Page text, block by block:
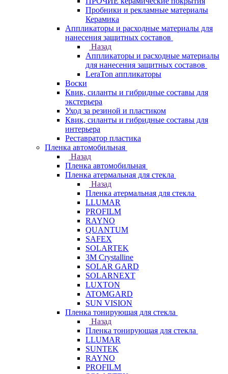
Пробники и рекламные материалы
Керамика
Аппликаторы и расходные материалы для
нанесения защитных составов
Назад
Аппликаторы и расходные материалы
для нанесения защитных составов
LeraTon аппликаторы
Воски
Квик, силанты и гибридные составы для
экстерьера
Уход за резиной и пластиком
Квик, силанты и гибридные составы для
интерьера
Реставратор пластика
Пленка автомобильная
Назад
Пленка автомобильная
Пленка атермальная для стекла
Назад
Пленка атермальная для стекла
LLUMAR
PROFILM
RAYNO
QUANTUM
SAFEX
SOLARTEK
3M Crystalline
SOLAR GARD
SOLARNEXT
LUXTON
ATOMGARD
SUN VISION
Пленка тонирующая для стекла
Назад
Пленка тонирующая для стекла
LLUMAR
SUNTEK
RAYNO
PROFILM